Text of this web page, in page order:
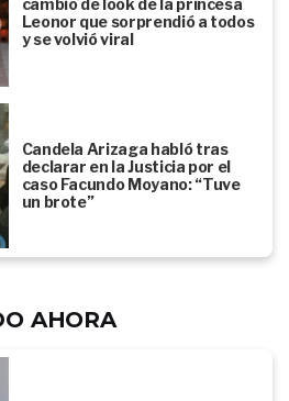
cambio de look de la princesa
Leonor que sorprendió a todos
y se volvió viral
Candela Arizaga habló tras
declarar en la Justicia por el
caso Facundo Moyano: “Tuve
un brote”
AHORA